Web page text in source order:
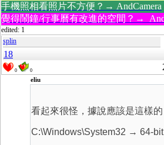
手機照相看照片不方便？→ AndCamera
覺得鬧鐘/行事曆有改進的空間？→
edited: 1
splin
18
0 0
eliu
看起來很怪，據說應該是這樣的
C:\Windows\System32 → 64-